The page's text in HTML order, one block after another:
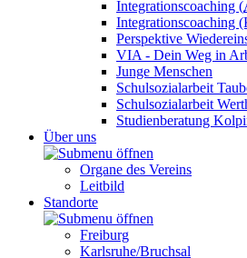
Integrationscoaching (
Integrationscoaching
Perspektive
VIA - Dein Weg in
Junge Menschen
Schulsozialarbeit
Schulsozialarbeit
Studienberatung
Über uns
Organe des Vereins
Leitbild
Standorte
Freiburg
Karlsruhe/Bruchsal